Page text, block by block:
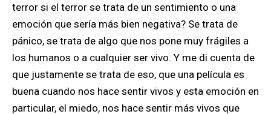
terror si el terror se trata de un sentimiento o una
emoción que sería más bien negativa? Se trata de
pánico, se trata de algo que nos pone muy frágiles a
los humanos o a cualquier ser vivo. Y me di cuenta de
que justamente se trata de eso, que una película es
buena cuando nos hace sentir vivos y esta emoción en
particular, el miedo, nos hace sentir más vivos que